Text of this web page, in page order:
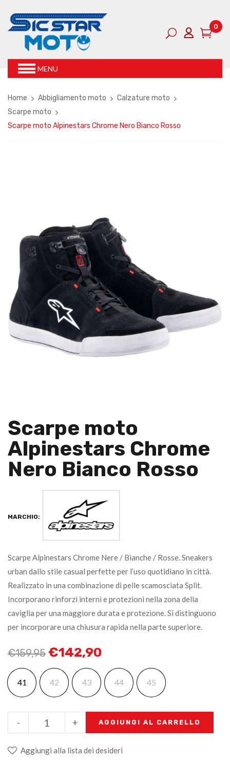
0
MENU
Home Abbigliamento moto
Calzature moto
Scarpe moto
Scarpe moto Alpinestars Chrome Nero Bianco Rosso
Scarpe moto
Alpinestars Chrome
Nero Bianco Rosso
MARCHIO:
Scarpe Alpinestars Chrome Nere / Bianche / Rosse. Sneakers
urban dallo stile casual perfette per l’uso quotidiano in città.
Realizzato in una combinazione di pelle scamosciata Split.
Incorporano rinforzi interni e protezioni nella zona della
caviglia per una maggiore durata e protezione. Si distinguono
per incorporare una chiusura rapida nella parte superiore.
€159,95 €142,90
41 42 43 44 45
+
- AGGIUNGI AL CARRELLO
Aggiungi alla lista dei desideri